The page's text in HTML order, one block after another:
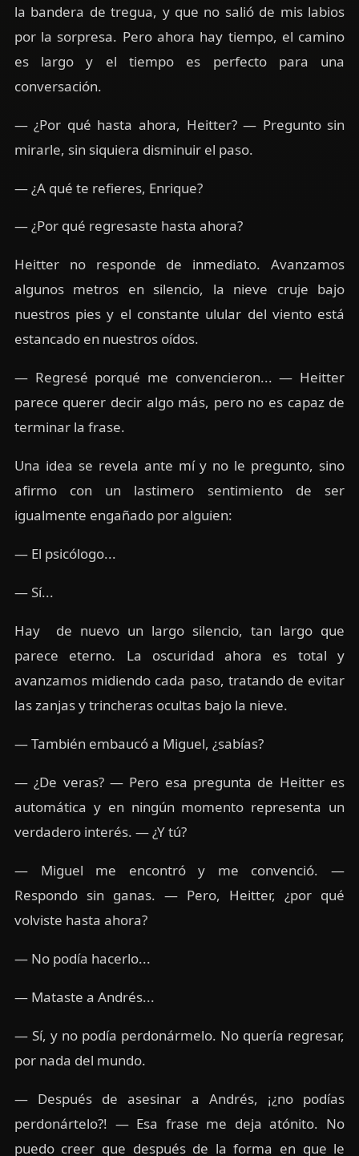
la bandera de tregua, y que no salió de mis labios
por la sorpresa. Pero ahora hay tiempo, el camino
es largo y el tiempo es perfecto para una
conversación.
— ¿Por qué hasta ahora, Heitter? — Pregunto sin
mirarle, sin siquiera disminuir el paso.
— ¿A qué te refieres, Enrique?
— ¿Por qué regresaste hasta ahora?
Heitter no responde de inmediato. Avanzamos
algunos metros en silencio, la nieve cruje bajo
nuestros pies y el constante ulular del viento está
estancado en nuestros oídos.
— Regresé porqué me convencieron... — Heitter
parece querer decir algo más, pero no es capaz de
terminar la frase.
Una idea se revela ante mí y no le pregunto, sino
afirmo con un lastimero sentimiento de ser
igualmente engañado por alguien:
— El psicólogo...
— Sí...
Hay de nuevo un largo silencio, tan largo que
parece eterno. La oscuridad ahora es total y
avanzamos midiendo cada paso, tratando de evitar
las zanjas y trincheras ocultas bajo la nieve.
— También embaucó a Miguel, ¿sabías?
— ¿De veras? — Pero esa pregunta de Heitter es
automática y en ningún momento representa un
verdadero interés. — ¿Y tú?
— Miguel me encontró y me convenció. —
Respondo sin ganas. — Pero, Heitter, ¿por qué
volviste hasta ahora?
— No podía hacerlo...
— Mataste a Andrés...
— Sí, y no podía perdonármelo. No quería regresar,
por nada del mundo.
— Después de asesinar a Andrés, ¡¿no podías
perdonártelo?! — Esa frase me deja atónito. No
puedo creer que después de la forma en que le